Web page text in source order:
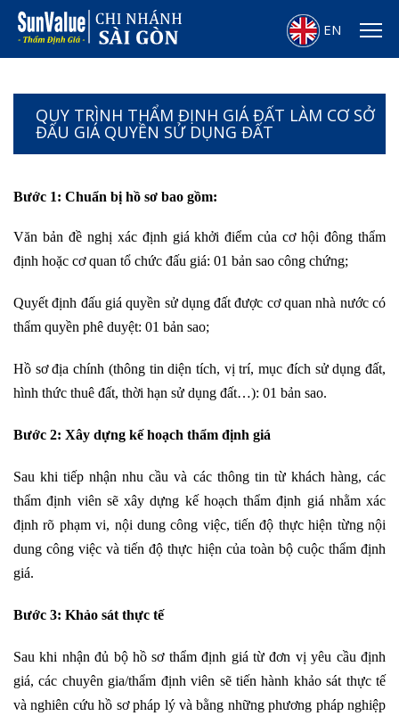
EN
QUY TRÌNH THẨM ĐỊNH GIÁ ĐẤT LÀM CƠ SỞ
ĐẤU GIÁ QUYỀN SỬ DỤNG ĐẤT
Bước 1: Chuẩn bị hồ sơ bao gồm:
Văn bản đề nghị xác định giá khởi điểm của cơ hội đông thẩm
định hoặc cơ quan tổ chức đấu giá: 01 bản sao công chứng;
Quyết định đấu giá quyền sử dụng đất được cơ quan nhà nước có
thẩm quyền phê duyệt: 01 bản sao;
Hồ sơ địa chính (thông tin diện tích, vị trí, mục đích sử dụng đất,
hình thức thuê đất, thời hạn sử dụng đất…): 01 bản sao.
Bước 2: Xây dựng kế hoạch thẩm định giá
Sau khi tiếp nhận nhu cầu và các thông tin từ khách hàng, các
thẩm định viên sẽ xây dựng kế hoạch thẩm định giá nhằm xác
định rõ phạm vi, nội dung công việc, tiến độ thực hiện từng nội
dung công việc và tiến độ thực hiện của toàn bộ cuộc thẩm định
giá.
Bước 3: Khảo sát thực tế
Sau khi nhận đủ bộ hồ sơ thẩm định giá từ đơn vị yêu cầu định
giá, các chuyên gia/thẩm định viên sẽ tiến hành khảo sát thực tế
và nghiên cứu hồ sơ pháp lý và bằng những phương pháp nghiệp